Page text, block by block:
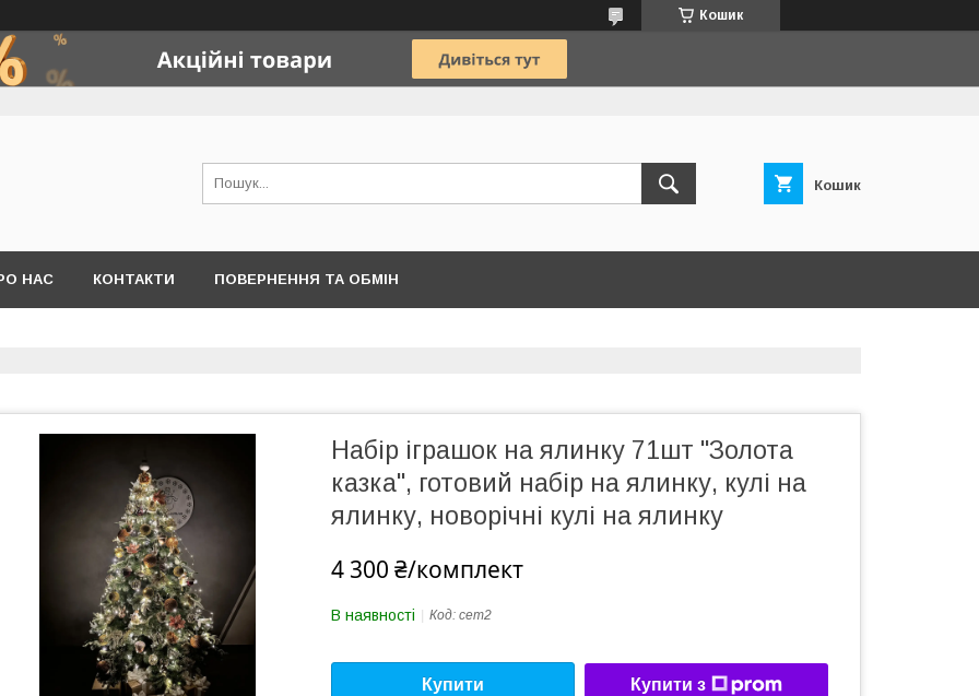
Кошик
Кошик
НАС КОНТАКТИ ПОВЕРНЕННЯ ТА ОБМІН
Набір іграшок на ялинку 71шт "Золота
казка", готовий набір на ялинку, кулі на
ялинку, новорічні кулі на ялинку
4 300 ₴/комплект
В наявності Код: сет2
Купити Купити з